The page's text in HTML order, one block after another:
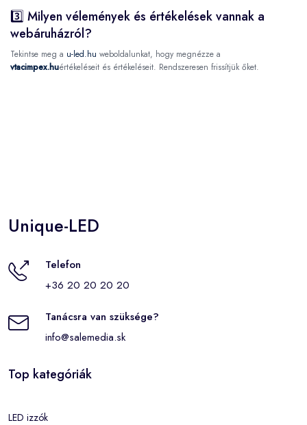
3️⃣ Milyen vélemények és értékelések vannak a
webáruházról?
Tekintse meg a u-led.hu weboldalunkat, hogy megnézze a
vtacimpex.huértékeléseit és értékeléseit. Rendszeresen frissítjük őket.
Unique-LED
Telefon
+36 20 20 20 20
Tanácsra van szüksége?
info@salemedia.sk
Top kategóriák
LED izzók